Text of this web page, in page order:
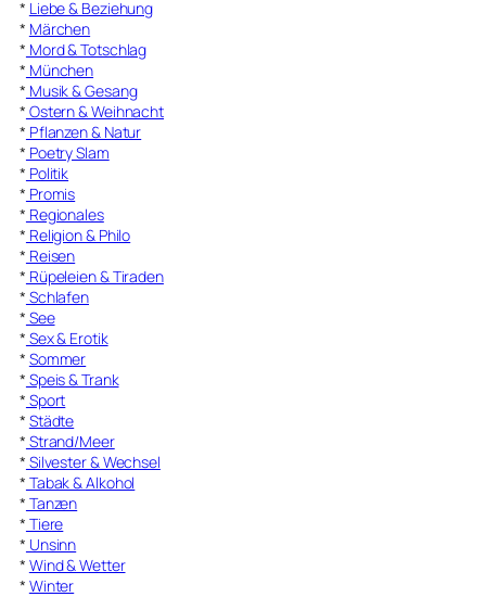
* Liebe & Beziehung
* Märchen
* Mord & Totschlag
* München
* Musik & Gesang
* Ostern & Weihnacht
* Pflanzen & Natur
* Poetry Slam
* Politik
* Promis
* Regionales
* Religion & Philo
* Reisen
* Rüpeleien & Tiraden
* Schlafen
* See
* Sex & Erotik
* Sommer
* Speis & Trank
* Sport
* Städte
* Strand/Meer
* Silvester & Wechsel
* Tabak & Alkohol
* Tanzen
* Tiere
* Unsinn
* Wind & Wetter
* Winter